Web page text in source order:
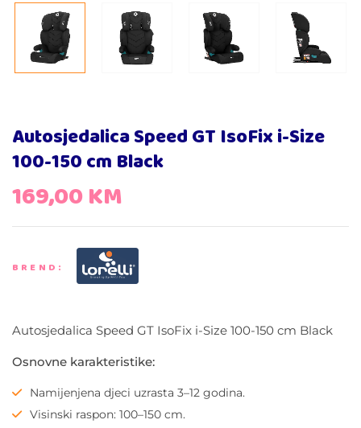
Autosjedalica Speed GT IsoFix i-Size
100-150 cm Black
169,00KM
BREND:
Autosjedalica Speed GT IsoFix i-Size 100-150 cm Black
Osnovne karakteristike:
Namijenjena djeci uzrasta 3–12 godina.
Visinski raspon: 100–150 cm.